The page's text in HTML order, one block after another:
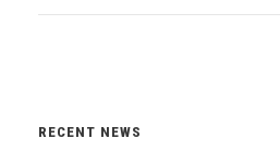
RECENT NEWS